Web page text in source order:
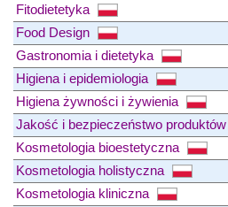
Fitodietetyka
Food Design
Gastronomia i dietetyka
Higiena i epidemiologia
Higiena żywności i żywienia
Jakość i bezpieczeństwo
Kosmetologia bioestetyczna
Kosmetologia holistyczna
Kosmetologia kliniczna